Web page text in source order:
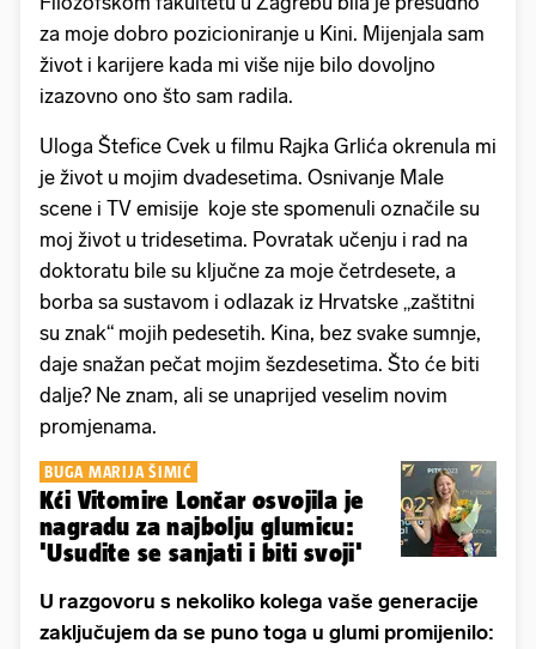
za moje dobro pozicioniranje u Kini. Mijenjala sam
život i karijere kada mi više nije bilo dovoljno
izazovno ono što sam radila.
Uloga Štefice Cvek u filmu Rajka Grlića okrenula mi
je život u mojim dvadesetima. Osnivanje Male
scene i TV emisije koje ste spomenuli označile su
moj život u tridesetima. Povratak učenju i rad na
doktoratu bile su ključne za moje četrdesete, a
borba sa sustavom i odlazak iz Hrvatske „zaštitni
su znak“ mojih pedesetih. Kina, bez svake sumnje,
daje snažan pečat mojim šezdesetima. Što će biti
dalje? Ne znam, ali se unaprijed veselim novim
promjenama.
BUGA MARIJA ŠIMIĆ
Kći Vitomire Lončar osvojila je
nagradu za najbolju glumicu:
'Usudite se sanjati i biti svoji'
U razgovoru s nekoliko kolega vaše generacije
zaključujem da se puno toga u glumi promijenilo: